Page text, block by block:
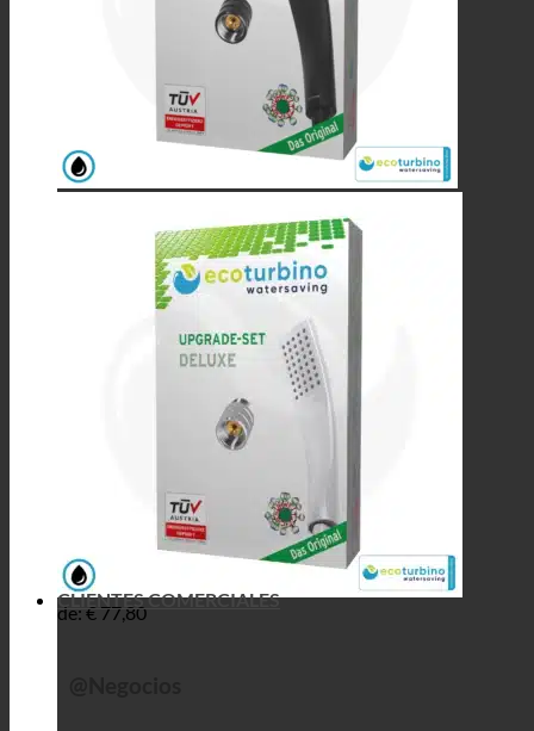
de: € 77,80
CLIENTES COMERCIALES